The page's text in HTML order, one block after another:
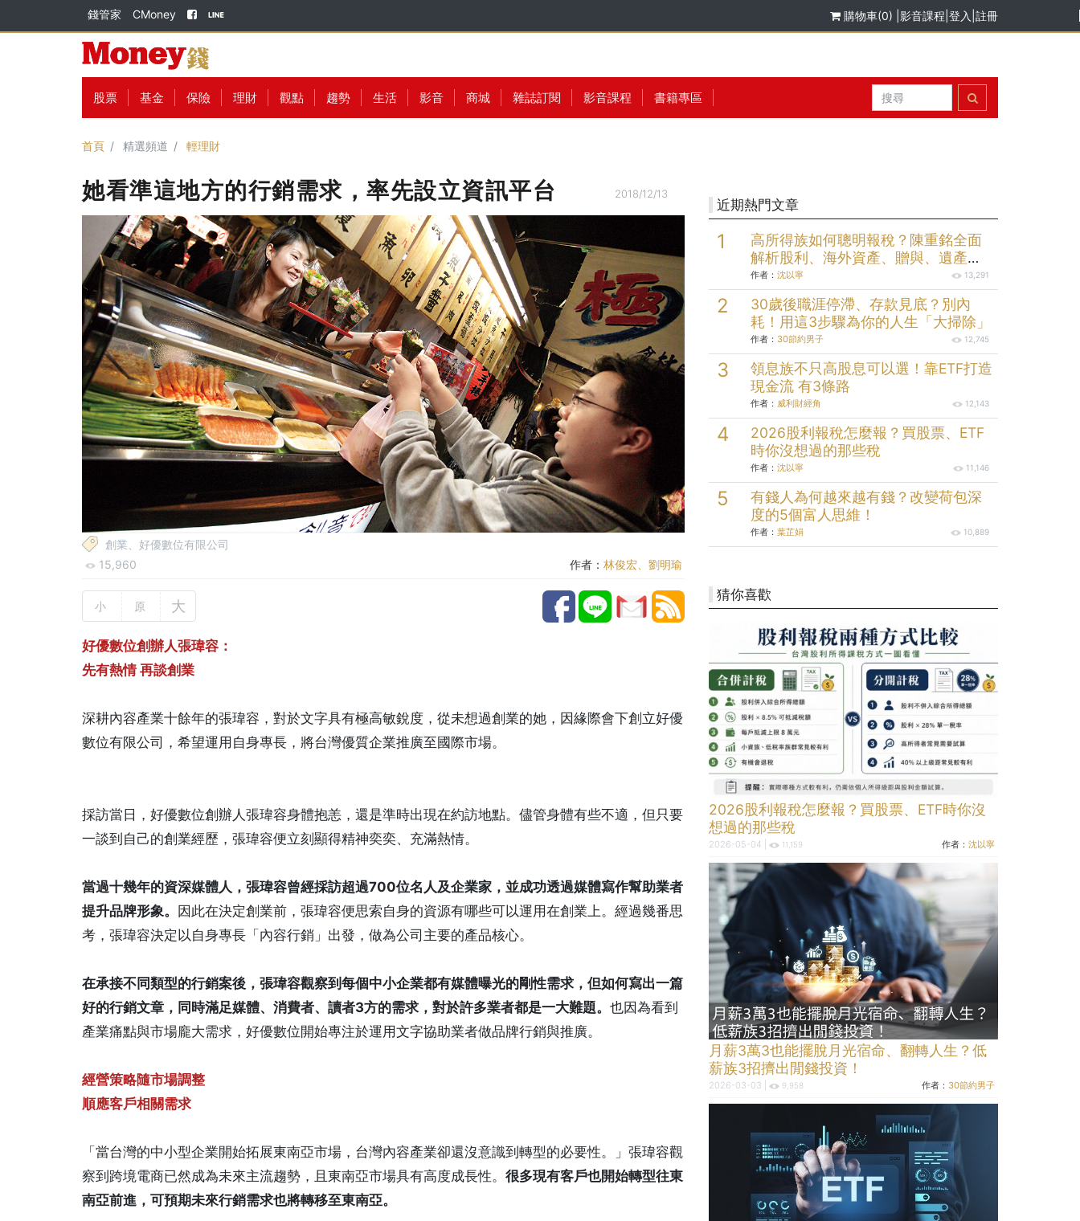
錢管家 CMoney 購物車(0) 影音課程 登入 註冊
股票 基金 保險 理財 觀點 趨勢 生活 影音 商城 雜誌訂閱 影音課程 書籍專區
首頁 精選頻道 輕理財
她看準這地方的行銷需求，率先設立資訊平台 2018/12/13
創業、好優數位有限公司
15,960
作者： 林俊宏、劉明瑜
小 原 大
好優數位創辦人張瑋容：
先有熱情 再談創業
深耕內容產業十餘年的張瑋容，對於文字具有極高敏銳度，從未想過創業的她，因緣際會下創立好優
數位有限公司，希望運用自身專長，將台灣優質企業推廣至國際市場。
採訪當日，好優數位創辦人張瑋容身體抱恙，還是準時出現在約訪地點。儘管身體有些不適，但只要
一談到自己的創業經歷，張瑋容便立刻顯得精神奕奕、充滿熱情。
當過十幾年的資深媒體人，張瑋容曾經採訪超過700位名人及企業家，並成功透過媒體寫作幫助業者
提升品牌形象。 因此在決定創業前，張瑋容便思索自身的資源有哪些可以運用在創業上。經過幾番思
考，張瑋容決定以自身專長「內容行銷」出發，做為公司主要的產品核心。
在承接不同類型的行銷案後，張瑋容觀察到每個中小企業都有媒體曝光的剛性需求，但如何寫出一篇
好的行銷文章，同時滿足媒體、消費者、讀者3方的需求，對於許多業者都是一大難題。 也因為看到
產業痛點與市場龐大需求，好優數位開始專注於運用文字協助業者做品牌行銷與推廣。
經營策略隨市場調整
順應客戶相關需求
「當台灣的中小型企業開始拓展東南亞市場，台灣內容產業卻還沒意識到轉型的必要性。」張瑋容觀
察到跨境電商已然成為未來主流趨勢，且東南亞市場具有高度成長性。 很多現有客戶也開始轉型往東
南亞前進，可預期未來行銷需求也將轉移至東南亞。
近期熱門文章
高所得族如何聰明報稅？陳重銘全面
解析股利、海外資產、贈與、遺產報
稅規劃
作者： 沈以寧 13,291
30歲後職涯停滯、存款見底？別內
耗！用這3步驟為你的人生「大掃除」
作者： 30節約男子 12,745
領息族不只高股息可以選！靠ETF打造
現金流 有3條路
作者： 威利財經角 12,143
2026股利報稅怎麼報？買股票、ETF
時你沒想過的那些稅
作者： 沈以寧 11,146
有錢人為何越來越有錢？改變荷包深
度的5個富人思維！
作者： 葉芷娟 10,889
猜你喜歡
2026股利報稅怎麼報？買股票、ETF時你沒
想過的那些稅
2026-05-04 | 11,159 作者：沈以寧
月薪3萬3也能擺脫月光宿命、翻轉人生？低
薪族3招擠出閒錢投資！
2026-03-03 | 9,958 作者： 30節約男子